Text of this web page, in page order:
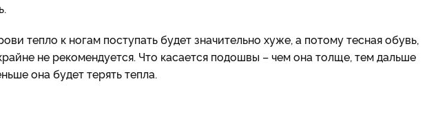
тепло к ногам поступать будет значительно хуже, а потому тесная обувь,
не рекомендуется. Что касается подошвы – чем она толще, тем дальше
она будет терять тепла.